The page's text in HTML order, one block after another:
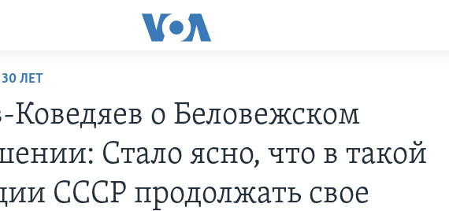
ЛЕТ
о Беловежском
Стало ясно, что в такой
СССР продолжать свое